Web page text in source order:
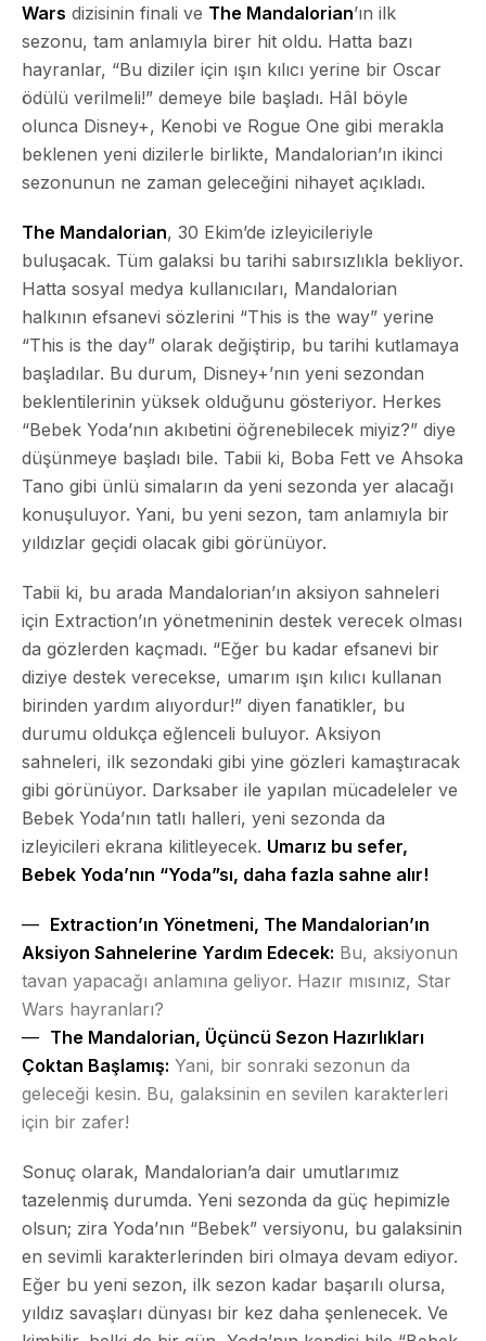
Wars dizisinin finali ve The Mandalorian’ın ilk
sezonu, tam anlamıyla birer hit oldu. Hatta bazı
hayranlar, “Bu diziler için ışın kılıcı yerine bir Oscar
ödülü verilmeli!” demeye bile başladı. Hâl böyle
olunca Disney+, Kenobi ve Rogue One gibi merakla
beklenen yeni dizilerle birlikte, Mandalorian’ın ikinci
sezonunun ne zaman geleceğini nihayet açıkladı.
The Mandalorian, 30 Ekim’de izleyicileriyle
buluşacak. Tüm galaksi bu tarihi sabırsızlıkla bekliyor.
Hatta sosyal medya kullanıcıları, Mandalorian
halkının efsanevi sözlerini “This is the way” yerine
“This is the day” olarak değiştirip, bu tarihi kutlamaya
başladılar. Bu durum, Disney+’nın yeni sezondan
beklentilerinin yüksek olduğunu gösteriyor. Herkes
“Bebek Yoda’nın akıbetini öğrenebilecek miyiz?” diye
düşünmeye başladı bile. Tabii ki, Boba Fett ve Ahsoka
Tano gibi ünlü simaların da yeni sezonda yer alacağı
konuşuluyor. Yani, bu yeni sezon, tam anlamıyla bir
yıldızlar geçidi olacak gibi görünüyor.
Tabii ki, bu arada Mandalorian’ın aksiyon sahneleri
için Extraction’ın yönetmeninin destek verecek olması
da gözlerden kaçmadı. “Eğer bu kadar efsanevi bir
diziye destek verecekse, umarım ışın kılıcı kullanan
birinden yardım alıyordur!” diyen fanatikler, bu
durumu oldukça eğlenceli buluyor. Aksiyon
sahneleri, ilk sezondaki gibi yine gözleri kamaştıracak
gibi görünüyor. Darksaber ile yapılan mücadeleler ve
Bebek Yoda’nın tatlı halleri, yeni sezonda da
izleyicileri ekrana kilitleyecek. Umarız bu sefer,
Bebek Yoda’nın “Yoda”sı, daha fazla sahne alır!
Extraction’ın Yönetmeni, The Mandalorian’ın
Aksiyon Sahnelerine Yardım Edecek: Bu, aksiyonun
tavan yapacağı anlamına geliyor. Hazır mısınız, Star
Wars hayranları?
The Mandalorian, Üçüncü Sezon Hazırlıkları
Çoktan Başlamış: Yani, bir sonraki sezonun da
geleceği kesin. Bu, galaksinin en sevilen karakterleri
için bir zafer!
Sonuç olarak, Mandalorian’a dair umutlarımız
tazelenmiş durumda. Yeni sezonda da güç hepimizle
olsun; zira Yoda’nın “Bebek” versiyonu, bu galaksinin
en sevimli karakterlerinden biri olmaya devam ediyor.
Eğer bu yeni sezon, ilk sezon kadar başarılı olursa,
yıldız savaşları dünyası bir kez daha şenlenecek. Ve